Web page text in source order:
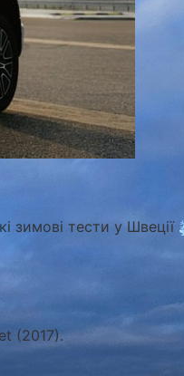
зимові тести у Швеції
(2017).